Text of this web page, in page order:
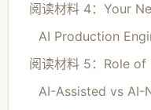
阅读材料 4：Your
AI Production
阅读材料 5：Role
AI-Assisted vs AI-